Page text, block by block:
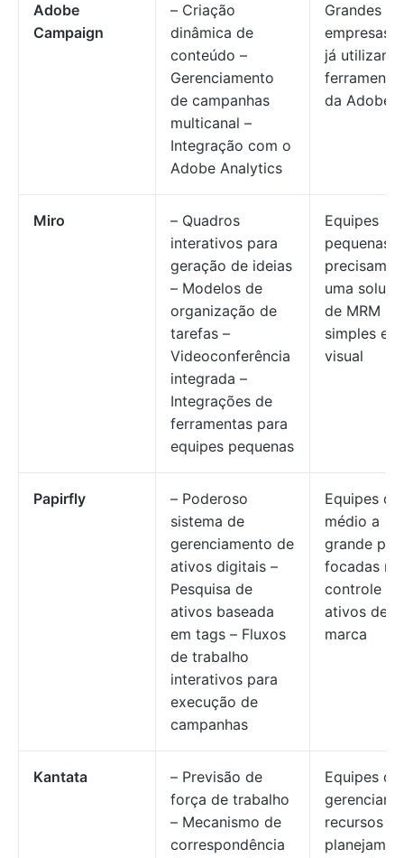
Adobe
Campaign
– Criação
dinâmica de
conteúdo –
Gerenciamento
de campanhas
multicanal –
Integração com o
Adobe Analytics
Grandes
empresas
já utilizam
da Adobe
Miro
– Quadros
interativos para
geração de ideias
– Modelos de
organização de
tarefas –
Videoconferência
integrada –
Integrações de
ferramentas para
equipes pequenas
Equipes
pequenas
precisam
uma
de MRM
simples e
visual
Papirfly
– Poderoso
sistema de
gerenciamento de
ativos digitais –
Pesquisa de
ativos baseada
em tags – Fluxos
de trabalho
interativos para
execução de
campanhas
Equipes de
médio a
grande
focadas no
controle de
ativos de
marca
Kantata
– Previsão de
força de trabalho
– Mecanismo de
correspondência
Equipes
gerenciam
recursos e
planejam a